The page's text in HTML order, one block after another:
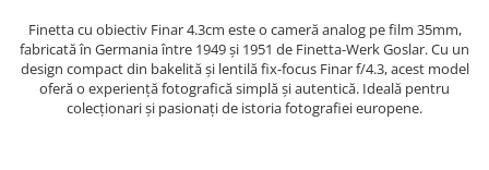
Huse de ploaie
Microfoane / Reportofoane
Nivela patina
Finetta cu obiectiv Finar 4.3cm este o cameră analog pe film 35mm,
fabricată în Germania între 1949 și 1951 de Finetta-Werk Goslar. Cu un
design compact din bakelită și lentilă fix-focus Finar f/4.3, acest model
oferă o experiență fotografică simplă și autentică. Ideală pentru
colecționari și pasionați de istoria fotografiei europene.